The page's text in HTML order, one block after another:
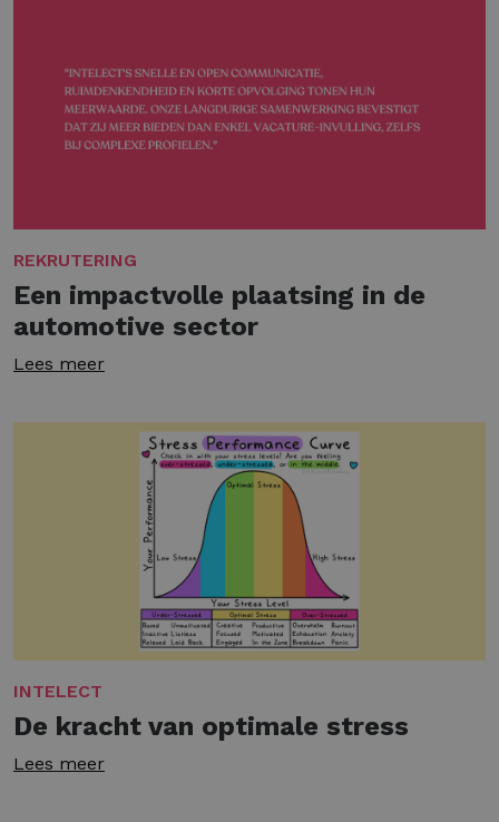
REKRUTERING
Een impactvolle plaatsing in de
automotive sector
Lees meer
INTELECT
De kracht van optimale stress
Lees meer